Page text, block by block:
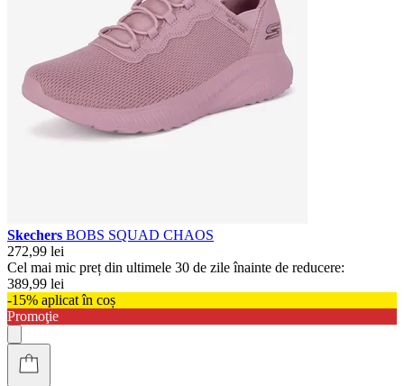
Skechers BOBS SQUAD CHAOS
272,99 lei
Cel mai mic preț din ultimele 30 de zile înainte de reducere:
389,99 lei
-15% aplicat în coș
Promoţie